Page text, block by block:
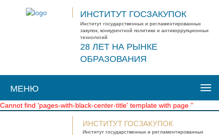
ИНСТИТУТ ГОСЗАКУПОК
Институт государственных и регламентированных
закупок, конкурентной политики и антикоррупционных
технологий
28 ЛЕТ НА РЫНКЕ
ОБРАЗОВАНИЯ
МЕНЮ
Cannot find 'pages-with-black-center-title' template with page ''
ИНСТИТУТ ГОСЗАКУПОК
Институт государственных и регламентированных